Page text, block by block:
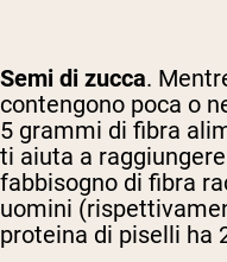
Semi di zucca.
contengono poca o
5 grammi di fibra
ti aiuta a
fabbisogno di fibra
uomini
proteina di piselli ha